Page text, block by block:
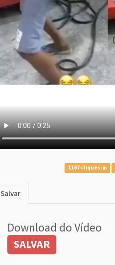
1167 cliques
Salvar
Download do Vídeo
SALVAR